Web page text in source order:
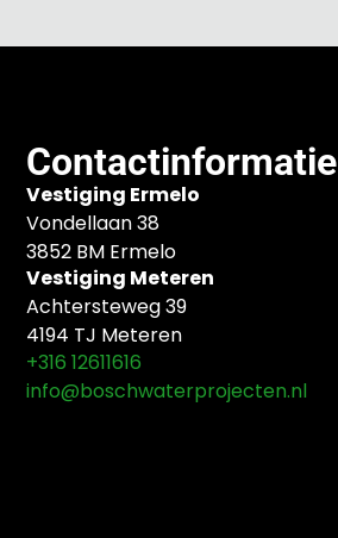
Contactinformatie
Vestiging Ermelo
Vondellaan 38
3852 BM Ermelo
Vestiging Meteren
Achtersteweg 39
4194 TJ Meteren
+316 12611616
info@boschwaterprojecten.nl